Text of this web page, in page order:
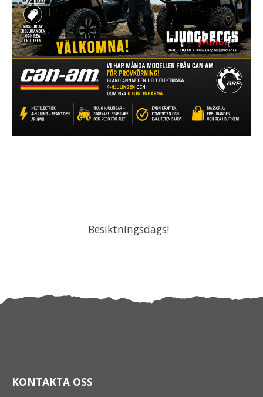
Besiktningsdags!
KONTAKTA OSS